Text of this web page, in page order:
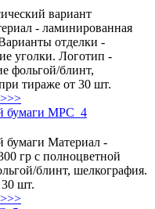
вариант
- ламинированная
отделки -
уголки. Логотип -
фольгой/блинт,
тираже от 30 шт.
бумаги МРС_4
бумаги Материал -
гр с полноцветной
блинт, шелкография.
шт.